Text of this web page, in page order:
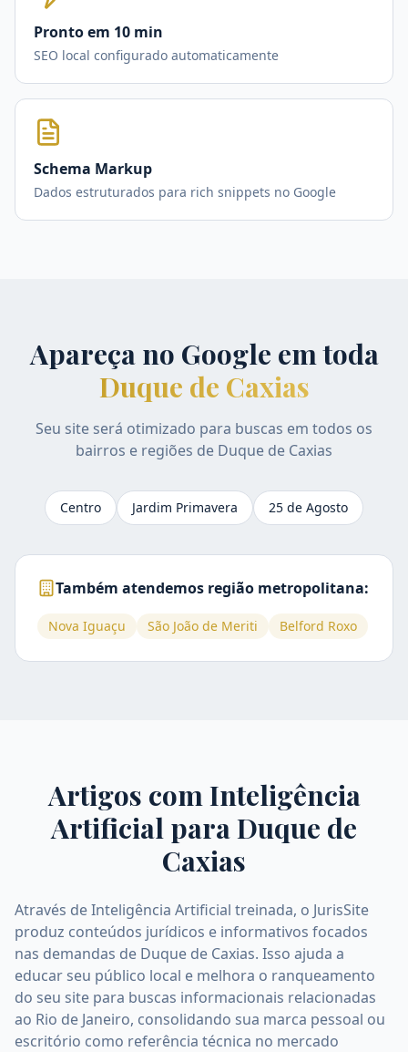
Pronto em 10 min
SEO local configurado automaticamente
Schema Markup
Dados estruturados para rich snippets no Google
Apareça no Google em toda
Duque de Caxias
Seu site será otimizado para buscas em todos os
bairros e regiões de Duque de Caxias
Centro Jardim Primavera 25 de Agosto
Também atendemos região metropolitana:
Nova Iguaçu São João de Meriti Belford Roxo
Artigos com Inteligência
Artificial paraDuque de
Caxias
Através de Inteligência Artificial treinada, o JurisSite
produz conteúdos jurídicos e informativos focados
nas demandas de Duque de Caxias. Isso ajuda a
educar seu público local e melhora o ranqueamento
do seu site para buscas informacionais relacionadas
ao Rio de Janeiro, consolidando sua marca pessoal ou
escritório como referência técnica no mercado